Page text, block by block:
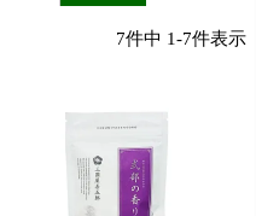
7件中 1-7件表示